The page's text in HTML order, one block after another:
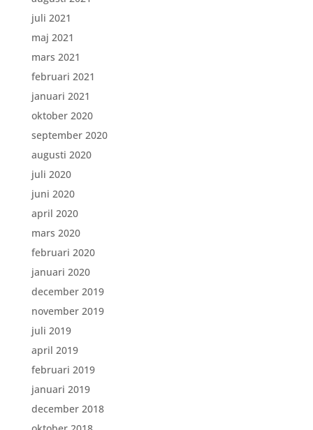
juli 2021
maj 2021
mars 2021
februari 2021
januari 2021
oktober 2020
september 2020
augusti 2020
juli 2020
juni 2020
april 2020
mars 2020
februari 2020
januari 2020
december 2019
november 2019
juli 2019
april 2019
februari 2019
januari 2019
december 2018